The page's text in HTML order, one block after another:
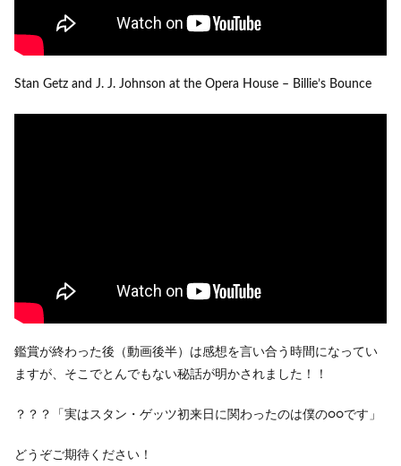
Stan Getz and J. J. Johnson at the Opera House – Billie’s Bounce
鑑賞が終わった後（動画後半）は感想を言い合う時間になってい
ますが、そこでとんでもない秘話が明かされました！！
？？？「実はスタン・ゲッツ初来日に関わったのは僕の○○です」
どうぞご期待ください！